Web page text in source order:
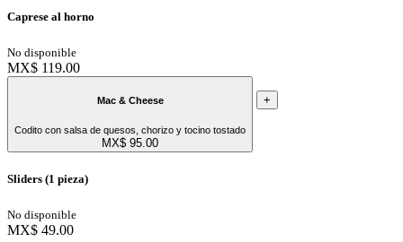
Caprese al horno
No disponible
MX$ 119.00
Mac & Cheese
Codito con salsa de quesos, chorizo y tocino tostado
MX$ 95.00
+
Sliders (1 pieza)
No disponible
MX$ 49.00